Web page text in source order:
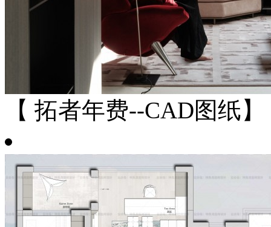
【 拓者年费--CAD图纸】